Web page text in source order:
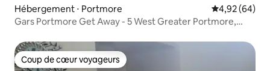
Hébergement ⋅ Portmore Évaluation
4,92 (64)
Gars Portmore Get Away - 5 West Greater Portmore,
Coup de cœur voyageurs
Coup de cœur voyageurs